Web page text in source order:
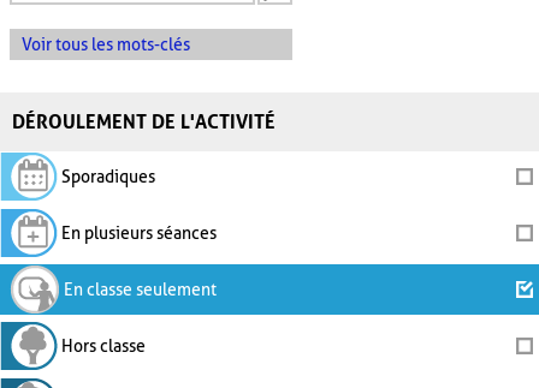
Voir tous les mots-clés
DÉROULEMENT DE L'ACTIVITÉ
Sporadiques
En plusieurs séances
En classe seulement
Hors classe